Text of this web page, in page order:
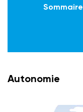
Sommaire
Autonomie